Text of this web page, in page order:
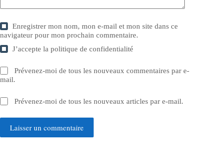
Enregistrer mon nom, mon e-mail et mon site dans ce
navigateur pour mon prochain commentaire.
J’accepte lapolitique de confidentialité
Prévenez-moi de tous les nouveaux commentaires par e-
mail.
Prévenez-moi de tous les nouveaux articles par e-mail.
Laisser un commentaire